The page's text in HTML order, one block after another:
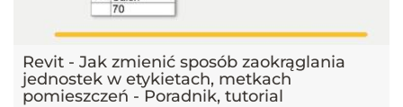
Revit - Jak zmienić sposób zaokrąglania
jednostek w etykietach, metkach
pomieszczeń - Poradnik, tutorial